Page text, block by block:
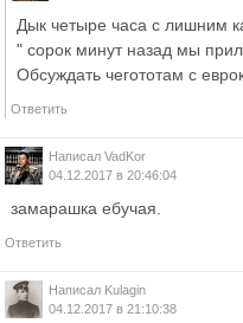
Дык четыре часа с лишним
" сорок минут назад мы
Обсуждать чегототам с
Ответить
Написал VadKor
04.12.2017 в 20:46:04
замарашка ебучая.
Ответить
Написал Kulagin
04.12.2017 в 21:10:38